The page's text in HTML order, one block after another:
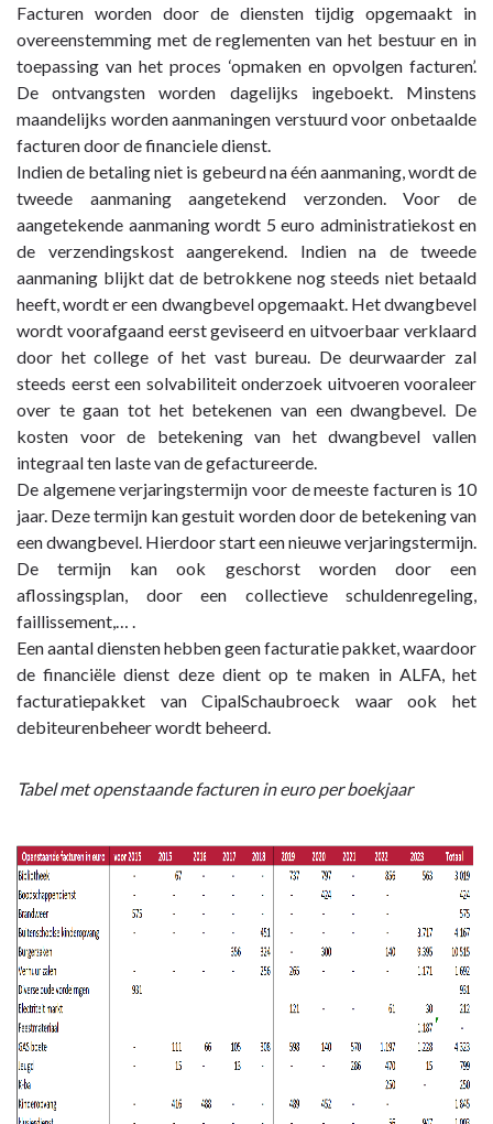
Facturen worden door de diensten tijdig opgemaakt in
overeenstemming met de reglementen van het bestuur en in
toepassing van het proces ‘opmaken en opvolgen facturen’.
De ontvangsten worden dagelijks ingeboekt. Minstens
maandelijks worden aanmaningen verstuurd voor onbetaalde
facturen door de financiele dienst.
Indien de betaling niet is gebeurd na één aanmaning, wordt de
tweede aanmaning aangetekend verzonden. Voor de
aangetekende aanmaning wordt 5 euro administratiekost en
de verzendingskost aangerekend. Indien na de tweede
aanmaning blijkt dat de betrokkene nog steeds niet betaald
heeft, wordt er een dwangbevel opgemaakt. Het dwangbevel
wordt voorafgaand eerst geviseerd en uitvoerbaar verklaard
door het college of het vast bureau. De deurwaarder zal
steeds eerst een solvabiliteit onderzoek uitvoeren vooraleer
over te gaan tot het betekenen van een dwangbevel. De
kosten voor de betekening van het dwangbevel vallen
integraal ten laste van de gefactureerde.
De algemene verjaringstermijn voor de meeste facturen is 10
jaar. Deze termijn kan gestuit worden door de betekening van
een dwangbevel. Hierdoor start een nieuwe verjaringstermijn.
De termijn kan ook geschorst worden door een
aflossingsplan, door een collectieve schuldenregeling,
faillissement,… .
Een aantal diensten hebben geen facturatie pakket, waardoor
de financiële dienst deze dient op te maken in ALFA, het
facturatiepakket van CipalSchaubroeck waar ook het
debiteurenbeheer wordt beheerd.
Tabel met openstaande facturen in euro per boekjaar